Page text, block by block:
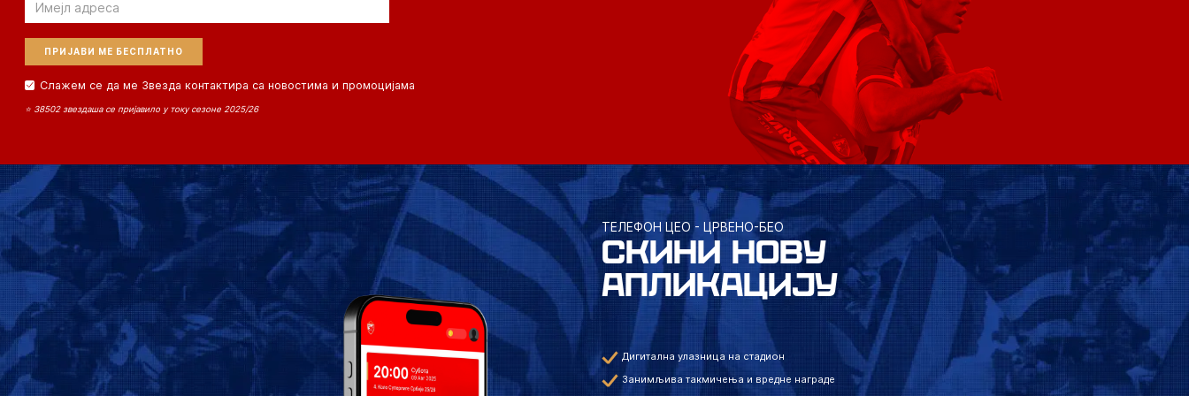
Слажем се да ме Звезда контактира са новостима и промоцијама
⭐ 38502 звездаша се пријавило у току сезоне 2025/26
ТЕЛЕФОН ЦЕО - ЦРВЕНО-БЕО
СКИНИ НОВУ
АПЛИКАЦИЈУ
Дигитална улазница на стадион
Занимљива такмичења и вредне награде